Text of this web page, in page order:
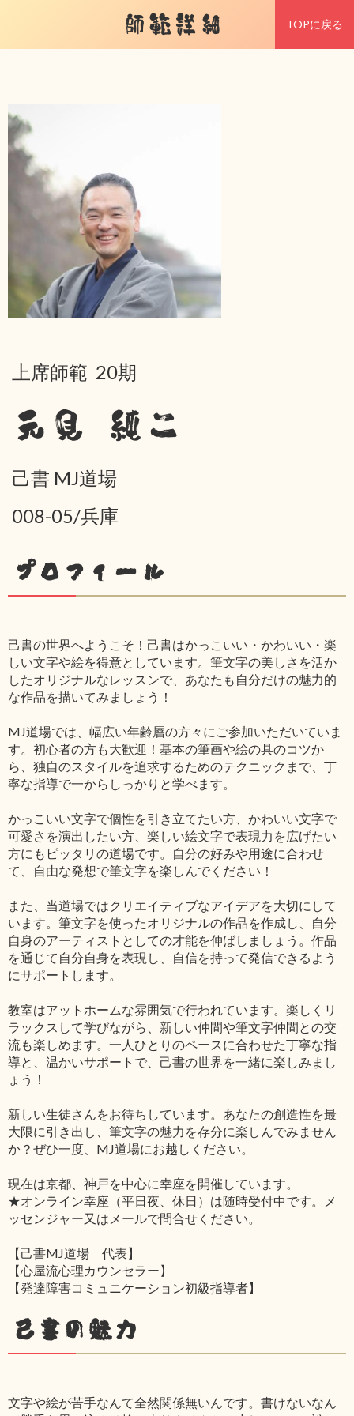
師範詳細 TOPに戻る
上席師範 20期
元見 純二
己書 MJ道場
008-05/兵庫
プロフィール
己書の世界へようこそ！己書はかっこいい・かわいい・楽
しい文字や絵を得意としています。筆文字の美しさを活か
したオリジナルなレッスンで、あなたも自分だけの魅力的
な作品を描いてみましょう！
MJ道場では、幅広い年齢層の方々にご参加いただいていま
す。初心者の方も大歓迎！基本の筆画や絵の具のコツか
ら、独自のスタイルを追求するためのテクニックまで、丁
寧な指導で一からしっかりと学べます。
かっこいい文字で個性を引き立てたい方、かわいい文字で
可愛さを演出したい方、楽しい絵文字で表現力を広げたい
方にもピッタリの道場です。自分の好みや用途に合わせ
て、自由な発想で筆文字を楽しんでください！
また、当道場ではクリエイティブなアイデアを大切にして
います。筆文字を使ったオリジナルの作品を作成し、自分
自身のアーティストとしての才能を伸ばしましょう。作品
を通じて自分自身を表現し、自信を持って発信できるよう
にサポートします。
教室はアットホームな雰囲気で行われています。楽しくリ
ラックスして学びながら、新しい仲間や筆文字仲間との交
流も楽しめます。一人ひとりのペースに合わせた丁寧な指
導と、温かいサポートで、己書の世界を一緒に楽しみまし
ょう！
新しい生徒さんをお待ちしています。あなたの創造性を最
大限に引き出し、筆文字の魅力を存分に楽しんでみません
か？ぜひ一度、MJ道場にお越しください。
現在は京都、神戸を中心に幸座を開催しています。
★オンライン幸座（平日夜、休日）は随時受付中です。メ
ッセンジャー又はメールで問合せください。
【己書MJ道場 代表】
【心屋流心理カウンセラー】
【発達障害コミュニケーション初級指導者】
己書の魅力
文字や絵が苦手なんて全然関係無いんです。書けないなん